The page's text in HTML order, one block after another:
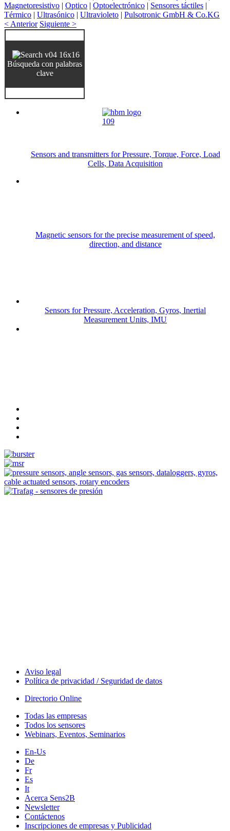
Magnetoresistivo | Optico | Optoelectrónico | Sensores táctiles |
Térmico | Ultrasónico | Ultravioleto | Pulsotronic GmbH & Co.KG
< Anterior Siguiente >
Búsqueda con palabras
clave
Sensors and transmitters for Pressure, Torque, Force, Load
Cells, Data Acquisition
Magnetic sensors for the precise measurement of speed,
direction, and distance
Sensors for Pressure, Acceleration, Gyros, Inertial
Measurement Units, IMU
Aviso legal
Política de privacidad / Seguridad de datos
Directorio Online
Todas las empresas
Todos los sensores
Webinars, Eventos, Seminarios
En-Us
De
Fr
Es
It
Acerca Sens2B
Newsletter
Contáctenos
Inscripciones de empresas y Publicidad